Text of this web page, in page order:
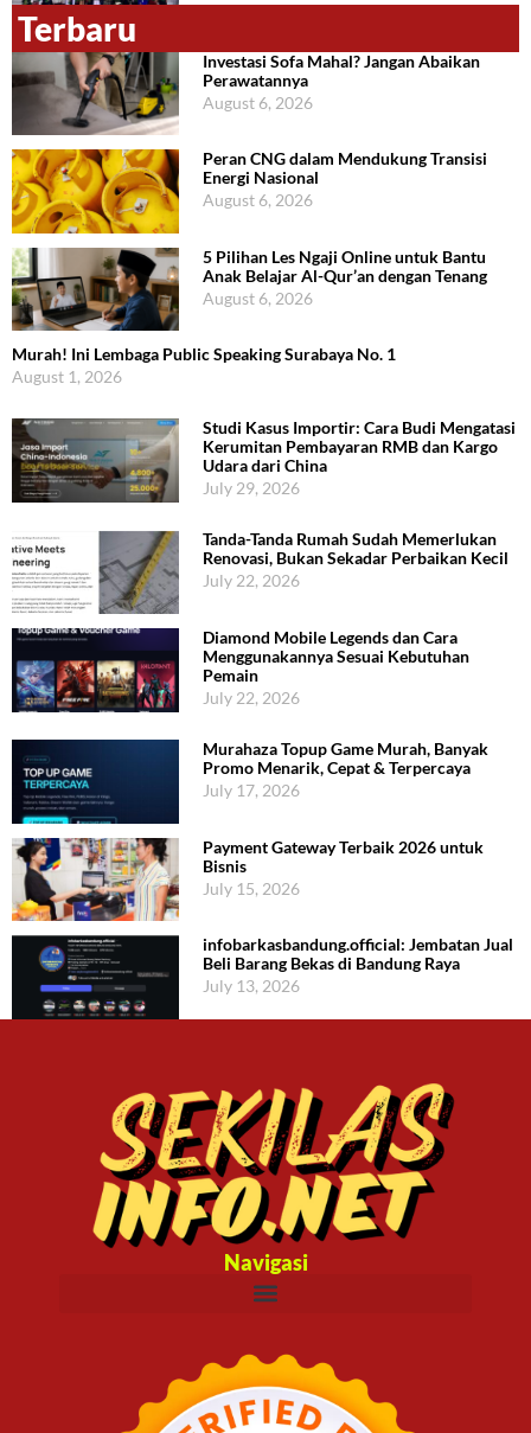
Terbaru
Investasi Sofa Mahal? Jangan Abaikan
Perawatannya
August 6, 2026
Peran CNG dalam Mendukung Transisi
Energi Nasional
August 6, 2026
5 Pilihan Les Ngaji Online untuk Bantu
Anak Belajar Al-Qur’an dengan Tenang
August 6, 2026
Murah! Ini Lembaga Public Speaking Surabaya No. 1
August 1, 2026
Studi Kasus Importir: Cara Budi Mengatasi
Kerumitan Pembayaran RMB dan Kargo
Udara dari China
July 29, 2026
Tanda-Tanda Rumah Sudah Memerlukan
Renovasi, Bukan Sekadar Perbaikan Kecil
July 22, 2026
Diamond Mobile Legends dan Cara
Menggunakannya Sesuai Kebutuhan
Pemain
July 22, 2026
Murahaza Topup Game Murah, Banyak
Promo Menarik, Cepat & Terpercaya
July 17, 2026
Payment Gateway Terbaik 2026 untuk
Bisnis
July 15, 2026
infobarkasbandung.official: Jembatan Jual
Beli Barang Bekas di Bandung Raya
July 13, 2026
Navigasi